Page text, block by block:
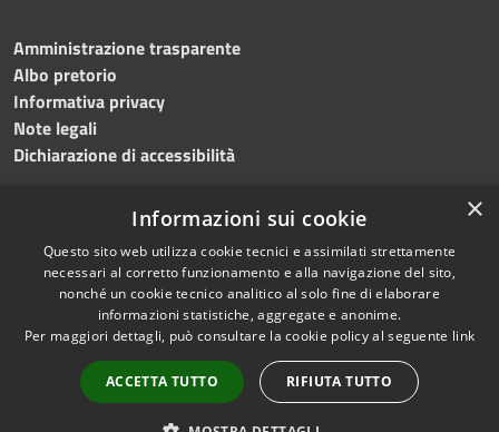
Amministrazione trasparente
Albo pretorio
Informativa privacy
Note legali
Dichiarazione di accessibilità
RSS
Accessibilità
Cookie
Mappa del sito
Numeri utili
Copyright © 2024 •
Comune diGrottaminarda
• Powered byMunicipium
•Redazione
×
Informazioni sui cookie
Questo sito web utilizza cookie tecnici e assimilati strettamente
necessari al corretto funzionamento e alla navigazione del sito,
nonché un cookie tecnico analitico al solo fine di elaborare
informazioni statistiche, aggregate e anonime.
Per maggiori dettagli, può consultare la cookie policy al seguente link
ACCETTA TUTTO RIFIUTA TUTTO